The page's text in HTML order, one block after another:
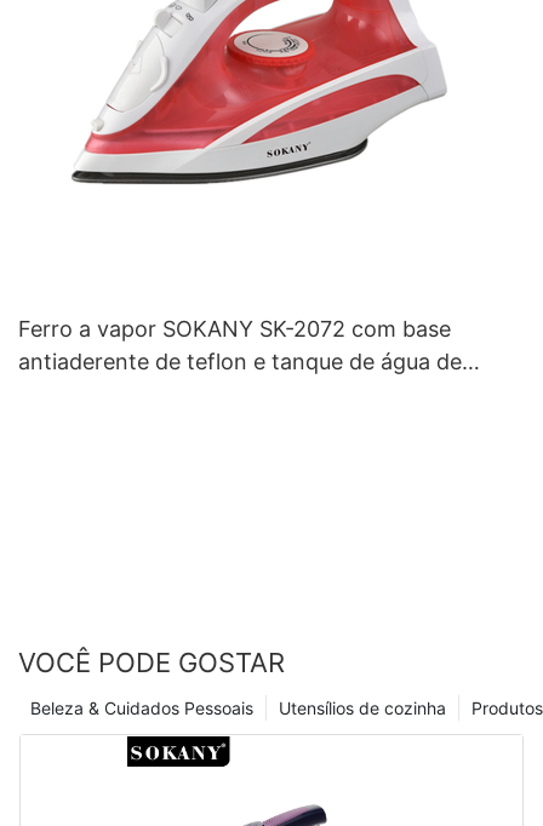
Ferro a vapor SOKANY SK-2072 com base
antiaderente de teflon e tanque de água de
VOCÊ PODE GOSTAR
Produtos
Utensílios de cozinha
Beleza & Cuidados Pessoais